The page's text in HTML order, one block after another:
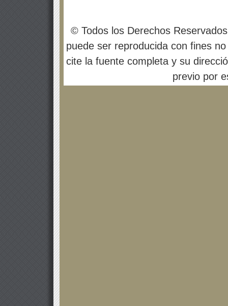
© Todos los Derechos
puede ser reproducida con fines
cite la fuente completa y su
previo por